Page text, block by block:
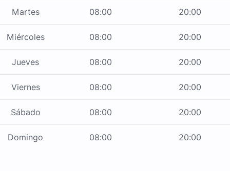
Martes 08:00 20:00
Miércoles 08:00 20:00
Jueves 08:00 20:00
Viernes 08:00 20:00
Sábado 08:00 20:00
Domingo 08:00 20:00